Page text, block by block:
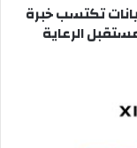
الحياة في عام 2026: البيانات تكتسب خبرة
الرعاية